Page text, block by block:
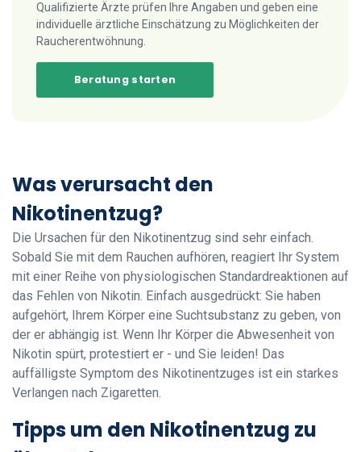
Qualifizierte Ärzte prüfen Ihre Angaben und geben eine
individuelle ärztliche Einschätzung zu Möglichkeiten der
Raucherentwöhnung.
Beratung starten
Was verursacht den
Nikotinentzug?
Die Ursachen für den Nikotinentzug sind sehr einfach.
Sobald Sie mit dem Rauchen aufhören, reagiert Ihr System
mit einer Reihe von physiologischen Standardreaktionen auf
das Fehlen von Nikotin. Einfach ausgedrückt: Sie haben
aufgehört, Ihrem Körper eine Suchtsubstanz zu geben, von
der er abhängig ist. Wenn Ihr Körper die Abwesenheit von
Nikotin spürt, protestiert er - und Sie leiden! Das
auffälligste Symptom des Nikotinentzuges ist ein starkes
Verlangen nach Zigaretten.
Tipps um den Nikotinentzug zu